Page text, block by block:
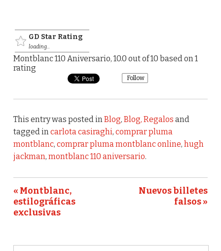
GD Star Rating
loading...
Montblanc 110 Aniversario, 10.0 out of10 based on1
rating
Follow
This entry was posted inBlog, Blog, Regalos and
tagged incarlota casiraghi, comprar pluma
montblanc, comprar pluma montblanc online, hugh
jackman, montblanc 110 aniversario.
« Montblanc,
estilográficas
exclusivas
Nuevos billetes
falsos »